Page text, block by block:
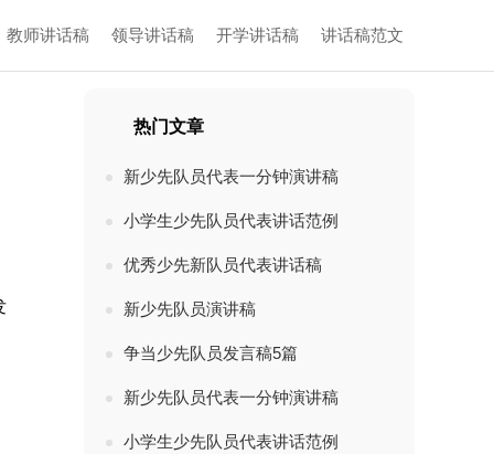
教师讲话稿 领导讲话稿 开学讲话稿 讲话稿范文
热门文章
新少先队员代表一分钟演讲稿
小学生少先队员代表讲话范例
优秀少先新队员代表讲话稿
新少先队员演讲稿
争当少先队员发言稿5篇
新少先队员代表一分钟演讲稿
小学生少先队员代表讲话范例